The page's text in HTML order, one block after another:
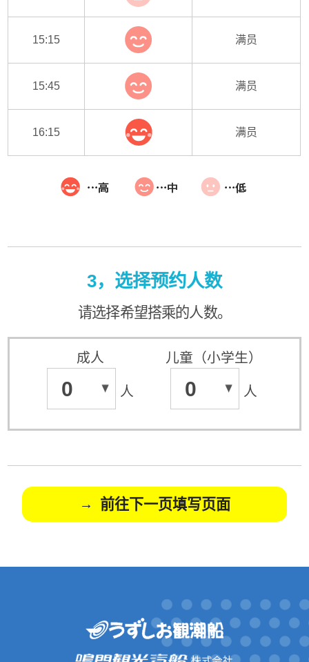
15:15 满员
15:45 满员
16:15 满员
3，选择预约人数
请选择希望搭乘的人数。
成人
0 人
儿童（小学生）
0 人
前往下一页填写页面